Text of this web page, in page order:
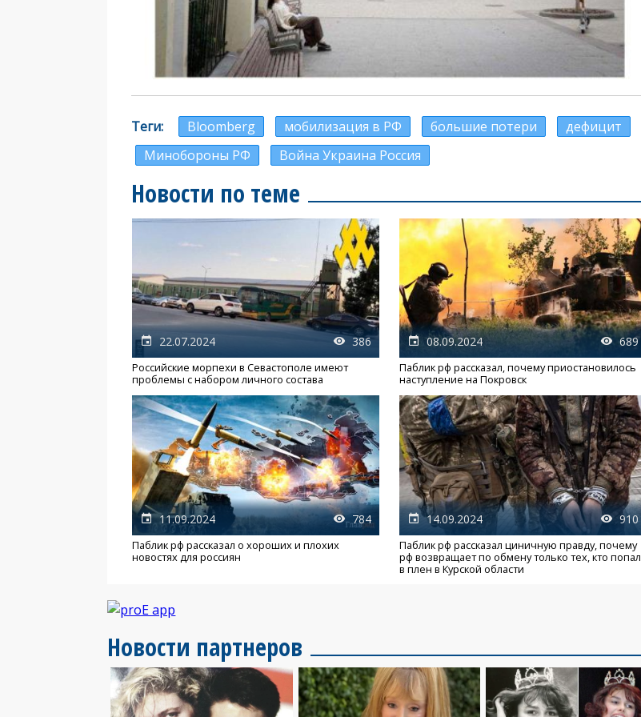
Теги Bloomberg мобилизация в РФ большие потери
дефицит
Минобороны РФ
Война Украина Россия
Новости по теме
22.07.2024 386
Российские морпехи в Севастополе имеют
проблемы с набором личного состава
08.09.2024 689
Паблик рф рассказал, почему приостановилось
наступление на Покровск
11.09.2024 784
Паблик рф рассказал о хороших и плохих
новостях для россиян
14.09.2024 910
Паблик рф рассказал циничную правду, почему
рф возвращает по обмену только тех, кто попал
в плен в Курской области
Новости партнеров